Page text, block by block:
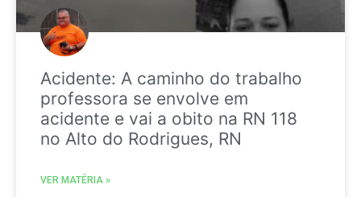
Acidente: A caminho do trabalho
professora se envolve em
acidente e vai a obito na RN 118
no Alto do Rodrigues, RN
VER MATÉRIA »